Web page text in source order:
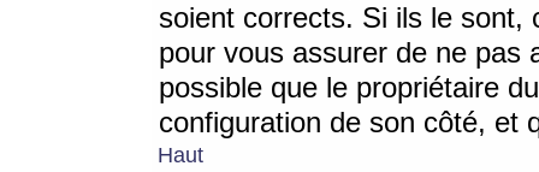
soient corrects. Si ils le sont,
pour vous assurer de ne pas
possible que le propriétaire
configuration de son côté, et
Haut